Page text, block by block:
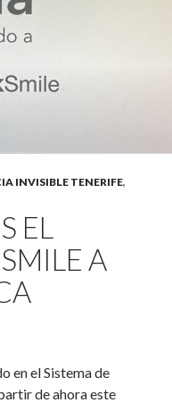
INVISIBLE TENERIFE,
EL
A
en el Sistema de
de ahora este